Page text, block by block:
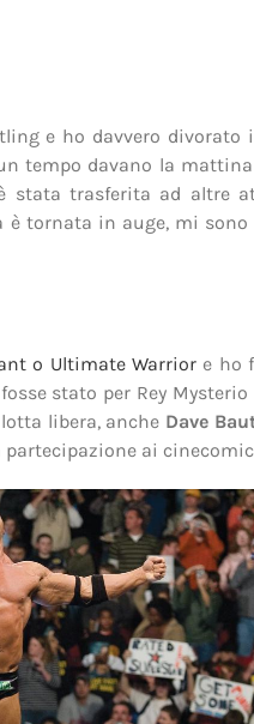
e ho davvero divorato
tempo davano la
stata trasferita ad altre
è tornata in auge, mi
o Ultimate Warrior e ho
stato per Rey
libera, anche Dave
ai cinecomic